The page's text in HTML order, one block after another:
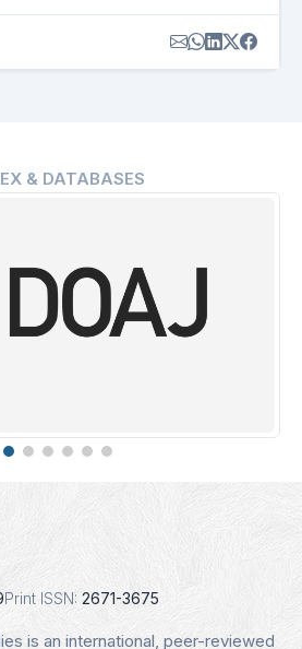
& DATABASES
Print ISSN: 2671-3675
is an international, peer-reviewed